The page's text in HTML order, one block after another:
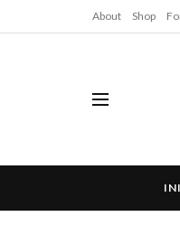
About Shop